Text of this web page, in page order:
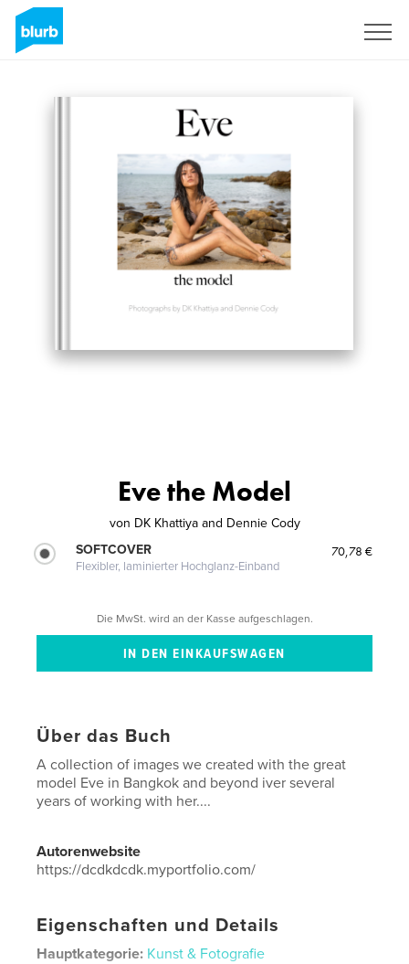
Eve the Model
von DK Khattiya and Dennie Cody
SOFTCOVER
Flexibler, laminierter Hochglanz-Einband
70,78 €
Die MwSt. wird an der Kasse aufgeschlagen.
Über das Buch
A collection of images we created with the great
model Eve in Bangkok and beyond iver several
years of working with her....
Autorenwebsite
https://dcdkdcdk.myportfolio.com/
Eigenschaften und Details
Hauptkategorie: Kunst & Fotografie